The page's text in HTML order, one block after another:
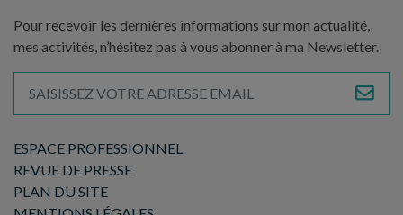
ESPACE PROFESSIONNEL
REVUE DE PRESSE
PLAN DU SITE
Pour recevoir les dernières informations sur mon actualité,
mes activités, n’hésitez pas à vous abonner à ma Newsletter.